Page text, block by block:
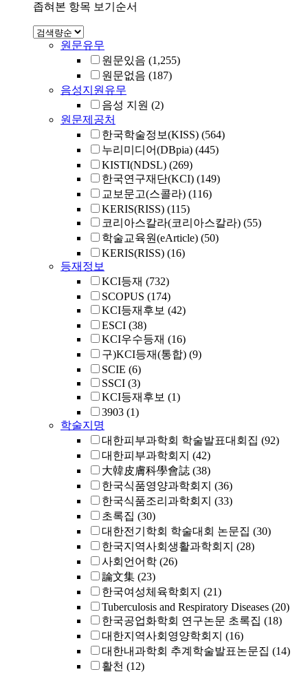
좁혀본 항목 보기순서
원문유무
원문있음 (1,255)
원문없음 (187)
음성지원유무
음성 지원 (2)
원문제공처
한국학술정보(KISS) (564)
누리미디어(DBpia) (445)
KISTI(NDSL) (269)
한국연구재단(KCI) (149)
교보문고(스콜라) (116)
KERIS(RISS) (115)
코리아스칼라(코리아스칼라) (55)
학술교육원(eArticle) (50)
KERIS(RISS) (16)
등재정보
KCI등재 (732)
SCOPUS (174)
KCI등재후보 (42)
ESCI (38)
KCI우수등재 (16)
구)KCI등재(통합) (9)
SCIE (6)
SSCI (3)
KCI등재후보 (1)
3903 (1)
학술지명
대한피부과학회 학술발표대회집 (92)
대한피부과학회지 (42)
大韓皮膚科學會誌 (38)
한국식품영양과학회지 (36)
한국식품조리과학회지 (33)
초록집 (30)
대한전기학회 학술대회 논문집 (30)
한국지역사회생활과학회지 (28)
사회언어학 (26)
論文集 (23)
한국여성체육학회지 (21)
Tuberculosis and Respiratory Diseases (20)
한국공업화학회 연구논문 초록집 (18)
대한지역사회영양학회지 (16)
대한내과학회 추계학술발표논문집 (14)
활천 (12)